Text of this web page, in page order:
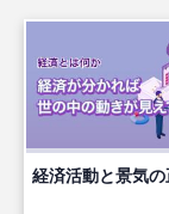
経済活動と景気